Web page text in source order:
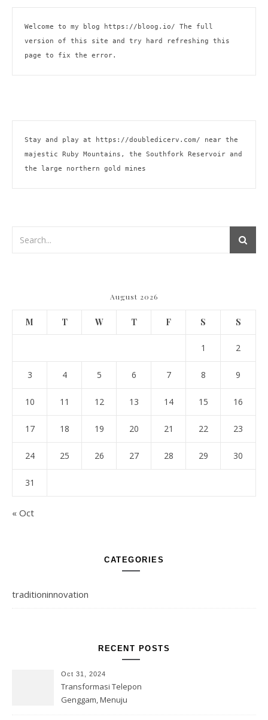
Welcome to my blog https://bloog.io/ The full
version of this site and try hard refreshing this
page to fix the error.
Stay and play at https://doubledicerv.com/ near the
majestic Ruby Mountains, the Southfork Reservoir and
the large northern gold mines
August 2026
M T W T F S S
1 2
3 4 5 6 7 8 9
10 11 12 13 14 15 16
17 18 19 20 21 22 23
24 25 26 27 28 29 30
31
« Oct
CATEGORIES
traditioninnovation
RECENT POSTS
Oct 31, 2024
Transformasi Telepon
Genggam, Menuju